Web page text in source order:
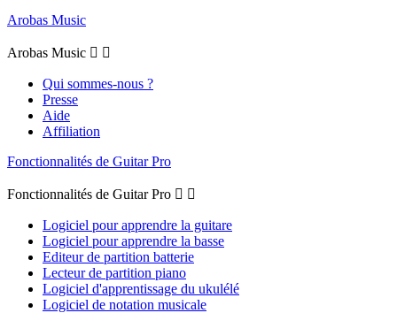
Arobas Music
Arobas Music  
Qui sommes-nous ?
Presse
Aide
Affiliation
Fonctionnalités de Guitar Pro
Fonctionnalités de Guitar Pro  
Logiciel pour apprendre la guitare
Logiciel pour apprendre la basse
Editeur de partition batterie
Lecteur de partition piano
Logiciel d'apprentissage du ukulélé
Logiciel de notation musicale